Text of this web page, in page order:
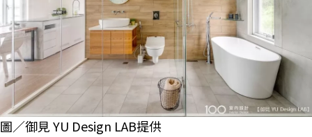
圖／御見 YU Design LAB提供